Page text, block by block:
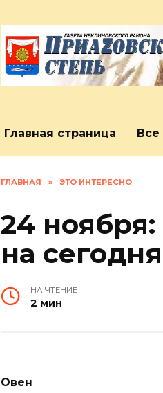
Главная страница Все
ГЛАВНАЯ » ЭТО ИНТЕРЕСНО
24
на сегодня
НА ЧТЕНИЕ
2 мин
Овен